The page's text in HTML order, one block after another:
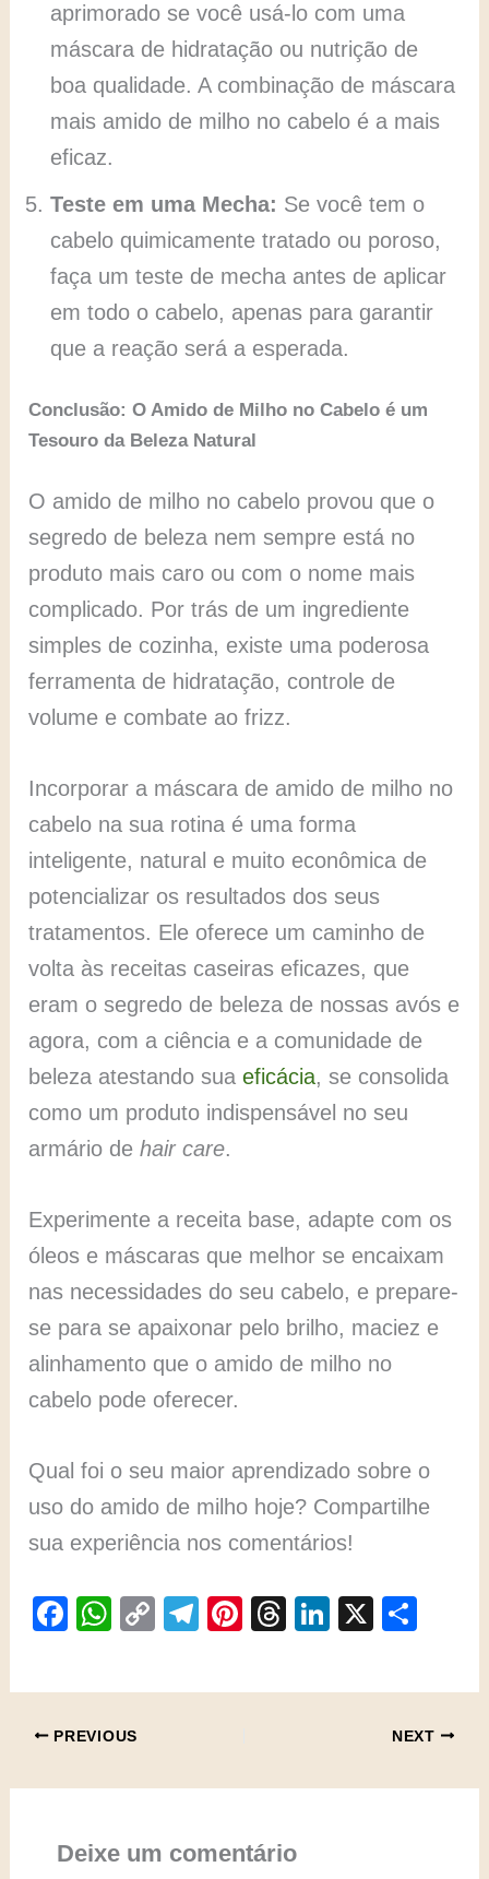
aprimorado se você usá-lo com uma
máscara de hidratação ou nutrição de
boa qualidade. A combinação de máscara
mais amido de milho no cabelo é a mais
eficaz.
Teste em uma Mecha: Se você tem o
cabelo quimicamente tratado ou poroso,
faça um teste de mecha antes de aplicar
em todo o cabelo, apenas para garantir
que a reação será a esperada.
Conclusão: O Amido de Milho no Cabelo é um
Tesouro da Beleza Natural
O amido de milho no cabelo provou que o
segredo de beleza nem sempre está no
produto mais caro ou com o nome mais
complicado. Por trás de um ingrediente
simples de cozinha, existe uma poderosa
ferramenta de hidratação, controle de
volume e combate ao frizz.
Incorporar a máscara de amido de milho no
cabelo na sua rotina é uma forma
inteligente, natural e muito econômica de
potencializar os resultados dos seus
tratamentos. Ele oferece um caminho de
volta às receitas caseiras eficazes, que
eram o segredo de beleza de nossas avós e
agora, com a ciência e a comunidade de
beleza atestando suaeficácia, se consolida
como um produto indispensável no seu
armário dehair care.
Experimente a receita base, adapte com os
óleos e máscaras que melhor se encaixam
nas necessidades do seu cabelo, e prepare-
se para se apaixonar pelo brilho, maciez e
alinhamento que o amido de milho no
cabelo pode oferecer.
Qual foi o seu maior aprendizado sobre o
uso do amido de milho hoje? Compartilhe
sua experiência nos comentários!
F
c
b
o
k
W
at
A
p
C
p
n
T
e
m
Pi
er
T
e
s
Li
k
n
X
ar
PREVIOUS NEXT
Deixe um comentário